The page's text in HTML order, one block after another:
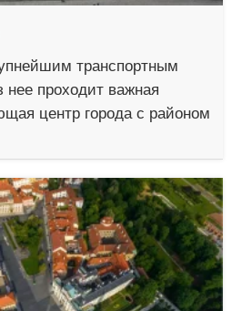
транспортным
проходит важная
центр города с районом